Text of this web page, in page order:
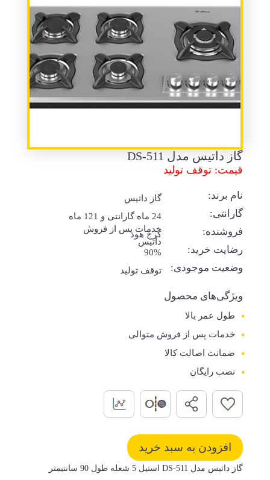
گاز داتیس مدل DS-511
قیمت: توقف تولید
نام برند: گاز داتیس
گارانتی:
24 ماه گارانتی و 121 ماه
خدمات پس از فروش
داتیس
فروشنده: کرج هود
رضایت خرید: 90%
وضعیت موجودی: توقف تولید
ویژگی‌های محصول
طول عمر بالا
خدمات پس از فروش متوالی
ضمانت اصالت کالا
نصب رایگان
گاز داتیس مدل DS-511 استیل 5 شعله طول 90 سانتیمتر